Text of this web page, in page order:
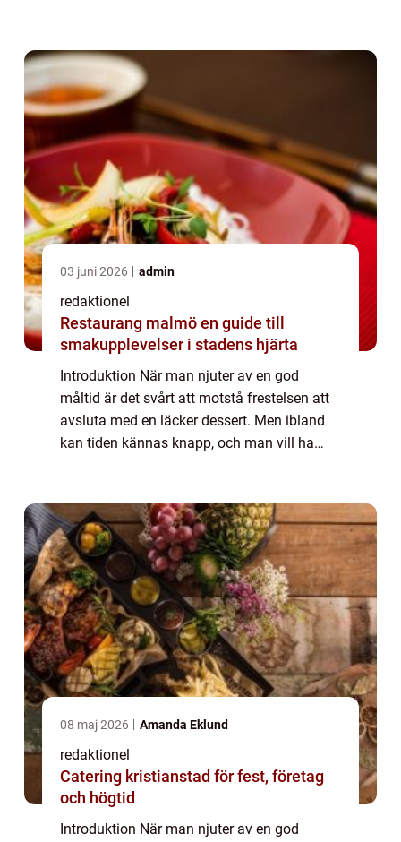
kommer...
03 juni 2026 admin
redaktionel
Restaurang malmö en guide till
smakupplevelser i stadens hjärta
Introduktion När man njuter av en god
måltid är det svårt att motstå frestelsen att
avsluta med en läcker dessert. Men ibland
kan tiden kännas knapp, och man vill ha
kommer...
08 maj 2026 Amanda Eklund
redaktionel
Catering kristianstad för fest, företag
och högtid
Introduktion När man njuter av en god